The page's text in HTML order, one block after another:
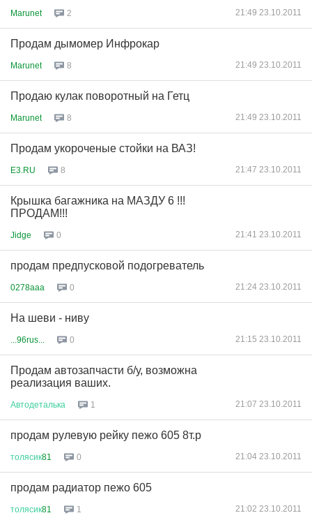
Marunet 2 21:49 23.10.2011
Продам дымомер Инфрокар
Marunet 8 21:49 23.10.2011
Продаю кулак поворотный на Гетц
Marunet 8 21:49 23.10.2011
Продам укороченые стойки на ВАЗ!
E3.RU 8 21:47 23.10.2011
Крышка багажника на МАЗДУ 6 !!!
ПРОДАМ!!!
Jidge 0 21:41 23.10.2011
продам предпусковой подогреватель
0278aaa 0 21:24 23.10.2011
На шеви - ниву
...96rus... 0 21:15 23.10.2011
Продам автозапчасти б/у, возможна
реализация ваших.
Автодеталька 1 21:07 23.10.2011
продам рулевую рейку пежо 605 8т.р
толясик81 0 21:04 23.10.2011
продам радиатор пежо 605
толясик81 1 21:02 23.10.2011